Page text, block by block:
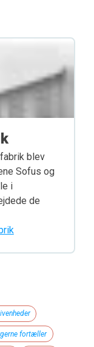
blev
Sofus og
i
de
fortæller